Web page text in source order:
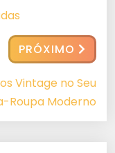
PRÓXIMO
Vintage no Seu
Roupa Moderno